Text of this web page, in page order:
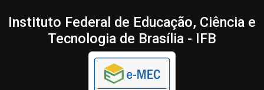
Instituto Federal de Educação, Ciência e
Tecnologia de Brasília - IFB